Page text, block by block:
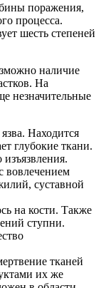
поражения,
процесса.
шесть степеней
наличие
На
незначительные
Находится
глубокие ткани.
изъязвления.
вовлечением
суставной
на кости. Также
ступни.
тканей
их же